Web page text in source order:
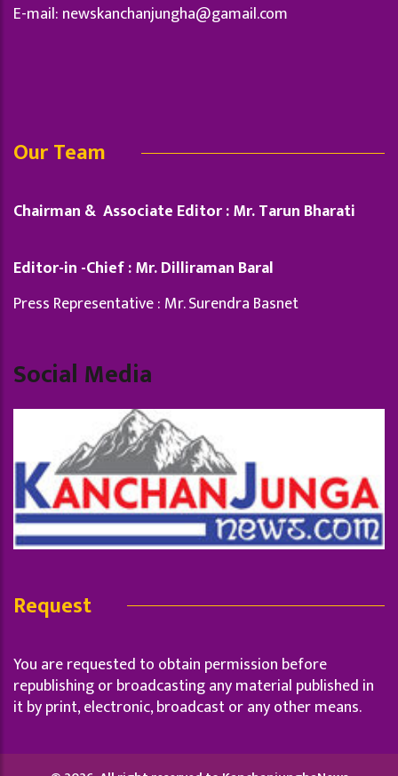
E-mail: newskanchanjungha@gamail.com
Our Team
Chairman & Associate Editor : Mr. Tarun Bharati
Editor-in -Chief : Mr. Dilliraman Baral
Press Representative : Mr. Surendra Basnet
Social Media
Request
You are requested to obtain permission before
republishing or broadcasting any material published in
it by print, electronic, broadcast or any other means.